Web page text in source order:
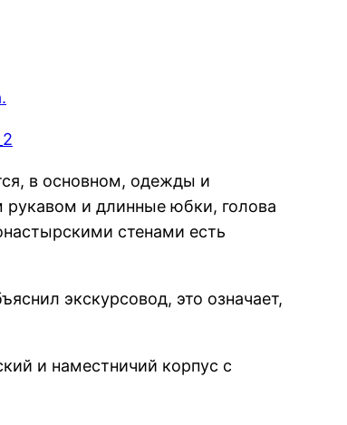
в основном, одежды и
и длинные юбки, голова
стенами есть
экскурсовод, это означает,
и наместничий корпус с